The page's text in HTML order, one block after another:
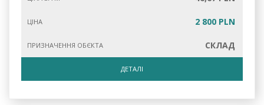
ЦІНА 2 800 PLN
ПРИЗНАЧЕННЯ ОБЄКТА СКЛАД
ДЕТАЛІ